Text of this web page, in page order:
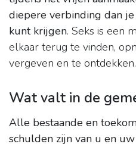
diepere verbinding dan
kunt krijgen. Seks is een
elkaar terug te vinden,
vergeven en te ontdekken.
Wat valt in de
Alle bestaande en
schulden zijn van u en